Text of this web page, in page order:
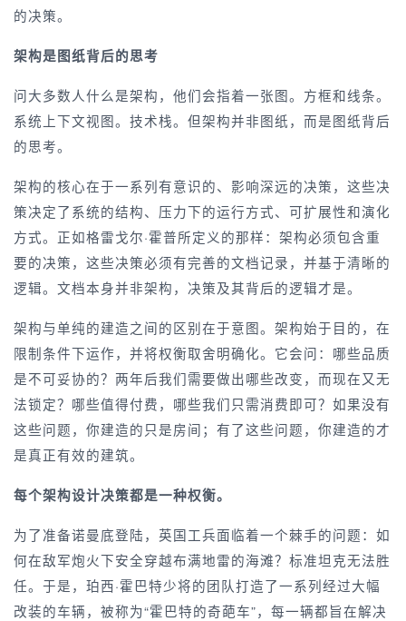
的决策。
架构是图纸背后的思考
问大多数人什么是架构，他们会指着一张图。方框和线条。
系统上下文视图。技术栈。但架构并非图纸，而是图纸背后
的思考。
架构的核心在于一系列有意识的、影响深远的决策，这些决
策决定了系统的结构、压力下的运行方式、可扩展性和演化
方式。正如格雷戈尔·霍普所定义的那样：架构必须包含重
要的决策，这些决策必须有完善的文档记录，并基于清晰的
逻辑。文档本身并非架构，决策及其背后的逻辑才是。
架构与单纯的建造之间的区别在于意图。架构始于目的，在
限制条件下运作，并将权衡取舍明确化。它会问：哪些品质
是不可妥协的？两年后我们需要做出哪些改变，而现在又无
法锁定？哪些值得付费，哪些我们只需消费即可？如果没有
这些问题，你建造的只是房间；有了这些问题，你建造的才
是真正有效的建筑。
每个架构设计决策都是一种权衡。
为了准备诺曼底登陆，英国工兵面临着一个棘手的问题：如
何在敌军炮火下安全穿越布满地雷的海滩？标准坦克无法胜
任。于是，珀西·霍巴特少将的团队打造了一系列经过大幅
改装的车辆，被称为“霍巴特的奇葩车”，每一辆都旨在解决